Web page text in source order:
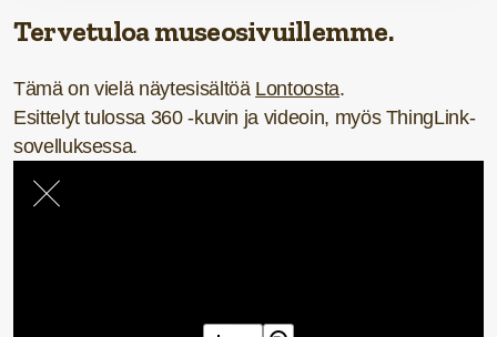
Tervetuloa museosivuillemme.
Tämä on vielä näytesisältöä Lontoosta.
Esittelyt tulossa 360 -kuvin ja videoin, myös ThingLink-
sovelluksessa.